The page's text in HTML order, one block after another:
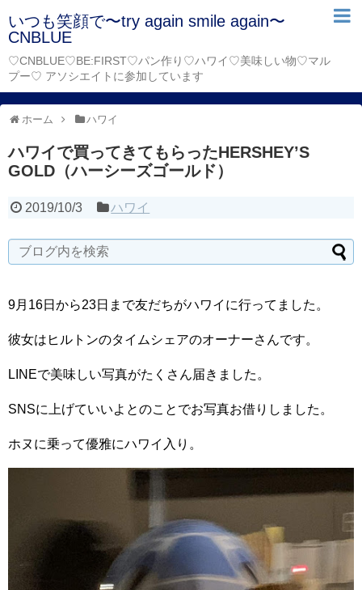
いつも笑顔で〜try again smile again〜
CNBLUE
♡CNBLUE♡BE:FIRST♡パン作り♡ハワイ♡美味しい物♡マル
プー♡ アソシエイトに参加しています
ホーム ハワイ
ハワイで買ってきてもらったHERSHEY’S
GOLD（ハーシーズゴールド）
2019/10/3 ハワイ
9月16日から23日まで友だちがハワイに行ってました。
彼女はヒルトンのタイムシェアのオーナーさんです。
LINEで美味しい写真がたくさん届きました。
SNSに上げていいよとのことでお写真お借りしました。
ホヌに乗って優雅にハワイ入り。